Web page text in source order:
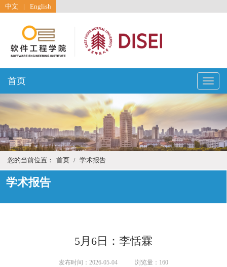
中文 | English
Toggle
首页
您的当前位置： 首页 / 学术报告
学术报告
5月6日：李恬霖
发布时间：2026-05-04 浏览量： 160